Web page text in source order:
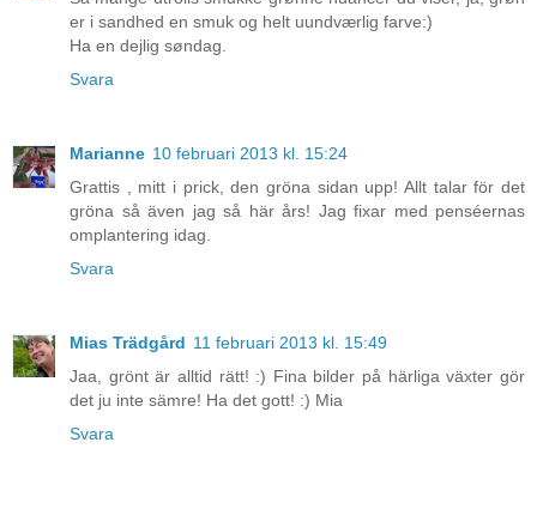
er i sandhed en smuk og helt uundværlig farve:)
Ha en dejlig søndag.
Svara
Marianne 10 februari 2013 kl. 15:24
Grattis , mitt i prick, den gröna sidan upp! Allt talar för det
gröna så även jag så här års! Jag fixar med penséernas
omplantering idag.
Svara
Mias Trädgård 11 februari 2013 kl. 15:49
Jaa, grönt är alltid rätt! :) Fina bilder på härliga växter gör
det ju inte sämre! Ha det gott! :) Mia
Svara